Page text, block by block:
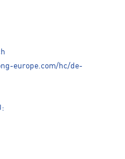
europe.com/hc/de-